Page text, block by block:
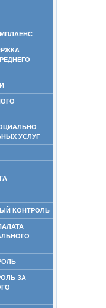
УСЛУГ
КОНТРОЛЬ
ЗА